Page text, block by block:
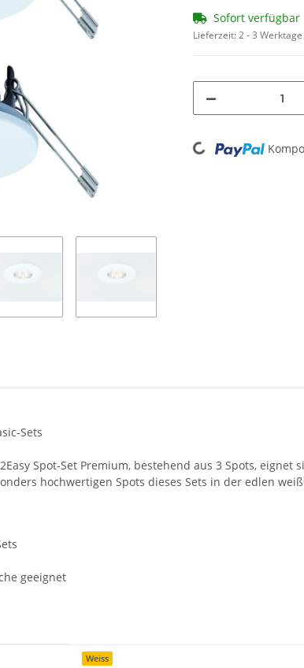
Sofort verfügbar
Lieferzeit:2 - 3 Werktage
Loading...
Sets
Spot-Set Premium, bestehend aus 3 Spots,
hochwertigen Spots dieses Sets in der edlen
geeignet
Weiss